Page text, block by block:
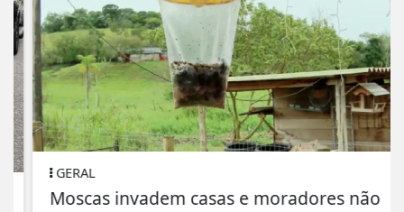
GERAL
Moscas invadem casas e moradores não